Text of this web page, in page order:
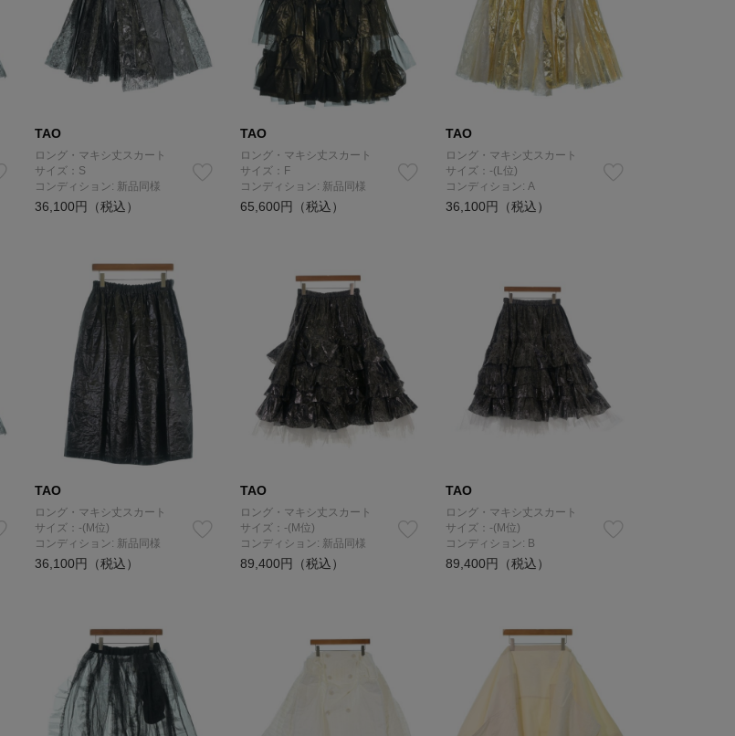
TAO
ロング・マキシ丈スカート
サイズ：S
コンディション: 新品同様
36,100円（税込）
TAO
ロング・マキシ丈スカート
サイズ：F
コンディション: 新品同様
65,600円（税込）
TAO
ロング・マキシ丈スカート
サイズ：-(L位)
コンディション: A
36,100円（税込）
TAO
ロング・マキシ丈スカート
サイズ：-(M位)
コンディション: 新品同様
36,100円（税込）
TAO
ロング・マキシ丈スカート
サイズ：-(M位)
コンディション: 新品同様
89,400円（税込）
TAO
ロング・マキシ丈スカート
サイズ：-(M位)
コンディション: B
89,400円（税込）